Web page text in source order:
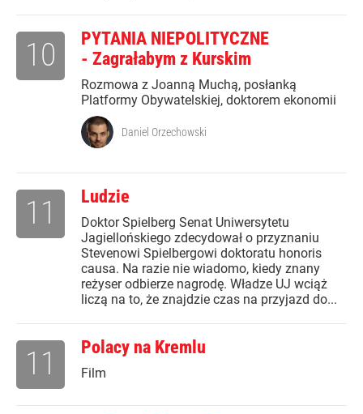
PYTANIA NIEPOLITYCZNE
- Zagrałabym z Kurskim
Rozmowa z Joanną Muchą, posłanką
Platformy Obywatelskiej, doktorem ekonomii
10
Daniel Orzechowski
Ludzie
Doktor Spielberg Senat Uniwersytetu
Jagiellońskiego zdecydował o przyznaniu
Stevenowi Spielbergowi doktoratu honoris
causa. Na razie nie wiadomo, kiedy znany
reżyser odbierze nagrodę. Władze UJ wciąż
liczą na to, że znajdzie czas na przyjazd do...
11
Polacy na Kremlu
Film
11